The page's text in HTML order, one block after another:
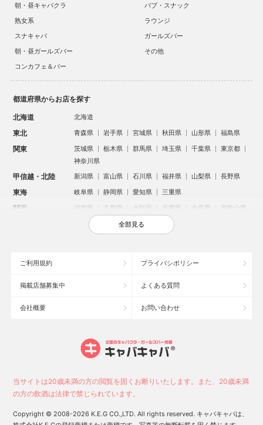
朝・昼キャバクラ
パブ・スナック
熟女系
ラウンジ
スナキャバ
ガールズバー
朝・昼ガールズバー
その他
コンカフェ＆バー
都道府県からお店を探す
北海道 北海道
東北 青森県 岩手県 宮城県 秋田県 山形県 福島県
関東 茨城県 栃木県 群馬県 埼玉県 千葉県
東京都
神奈川県
甲信越・北陸 新潟県 富山県 石川県 福井県 山梨県 長野県
東海 岐阜県 静岡県 愛知県 三重県
関西 滋賀県 京都府 大阪府 兵庫県 奈良県 和歌山県
鳥取県 島根県 岡山県 広島県
沖縄県
大宮のキャバクラ
新潟市のキャバクラ
高崎市のキャバクラ
新潟駅前のキャバクラ
全部見る
ご利用規約 プライバシポリシー
掲載店舗募集中 よくある質問
会社概要 お問い合わせ
当サイトは20歳未満の方の閲覧を固くお断りいたします。また、20歳未満
の方の飲酒は法律で禁じられています。
Copyright © 2008-2026 K.E.G CO.,LTD. All rights reserved. キャバキャバは、